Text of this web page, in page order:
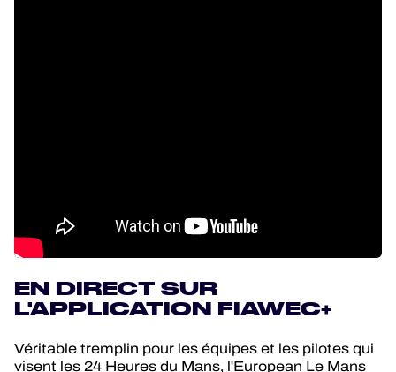
EN DIRECT SUR
L'APPLICATION FIAWEC+
Véritable tremplin pour les équipes et les pilotes qui
visent les 24 Heures du Mans, l'European Le Mans